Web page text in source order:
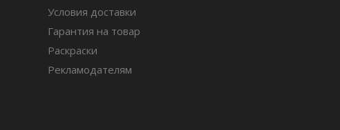
Условия доставки
Гарантия на товар
Раскраски
Рекламодателям